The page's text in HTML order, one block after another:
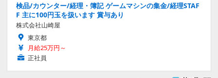
検品/カウンター/経理・簿記 ゲームマシンの集金/経理STAF
F 主に100円玉を扱います 賞与あり
株式会社山崎屋
東京都
月給25万円～
正社員